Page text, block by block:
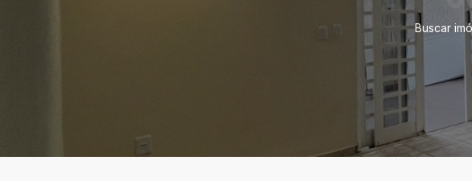
Buscar